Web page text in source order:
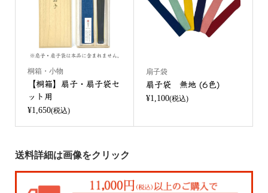
桐箱・小物
【桐箱】扇子・扇子袋セ
ット用
¥1,650(税込)
扇子袋
扇子袋 無地 (6色)
¥1,100(税込)
送料詳細は画像をクリック